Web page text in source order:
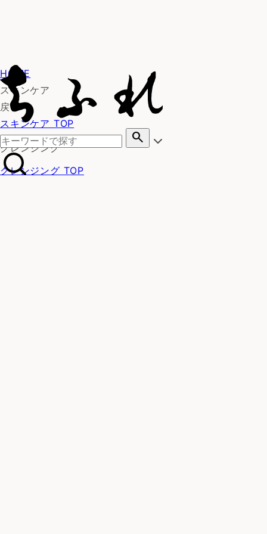
search
HOME
スキンケア
戻る
スキンケア TOP
クレンジング
クレンジング TOP